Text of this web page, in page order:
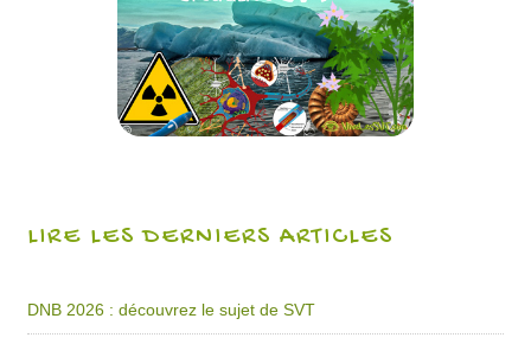
LIRE LES DERNIERS ARTICLES
DNB 2026 : découvrez le sujet de SVT